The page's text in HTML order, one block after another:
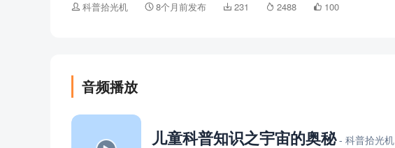
科普拾光机 8个月前发布 231 2488 100
音频播放
儿童科普知识之宇宙的奥秘 - 科普拾光机